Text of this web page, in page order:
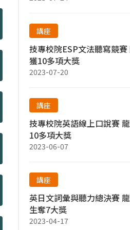
講座
技專校院ESP文法聽寫競
獲10多項大獎
2023-07-20
講座
技專校院英語線上口說賽
10多項大獎
2023-06-07
講座
英日文詞彙與聽力總決賽
生奪7大獎
2023-04-17